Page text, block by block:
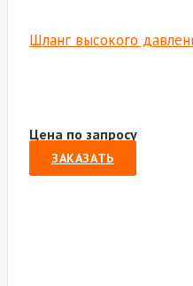
Шланг высокого
Цена по запросу
ЗАКАЗАТЬ